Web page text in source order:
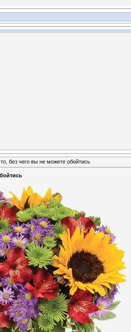
без чего вы не можете обойтись